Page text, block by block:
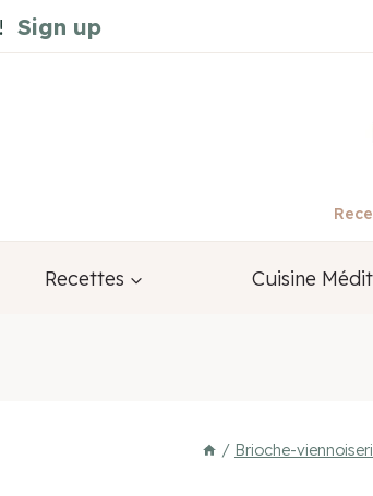
Sign up
Recettes Cuisine
/ Brioche-